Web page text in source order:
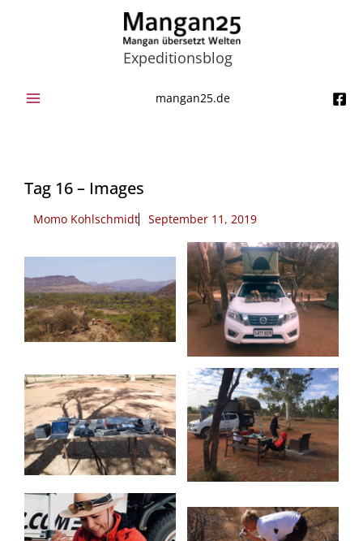
Expeditionsblog
mangan25.de
Tag 16 – Images
Momo Kohlschmidt September 11, 2019